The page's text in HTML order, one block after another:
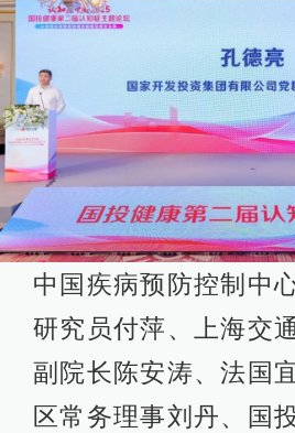
中国疾病预防控制中
研究员付萍、上海交
副院长陈安涛、法国
区常务理事刘丹、国